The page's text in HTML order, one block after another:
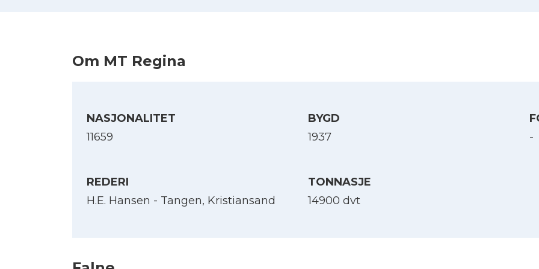
Om MT Regina
NASJONALITET
11659
BYGD
1937
-
REDERI
H.E. Hansen - Tangen, Kristiansand
TONNASJE
14900 dvt